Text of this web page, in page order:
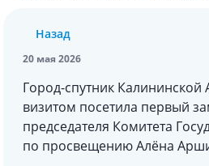
Назад
20 мая 2026
Город-спутник
визитом посетила первый
председателя Комитета
по просвещению Алёна